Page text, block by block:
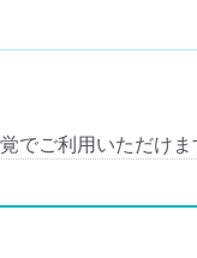
でご利用いただけま